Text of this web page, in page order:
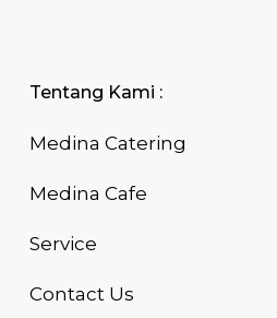
Tentang Kami :
Medina Catering
Medina Cafe
Service
Contact Us